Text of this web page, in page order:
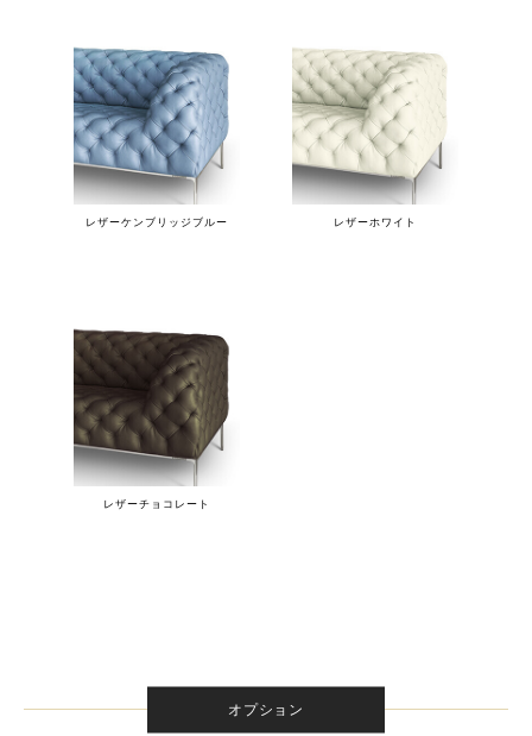
レザーケンブリッジブルー レザーホワイト
レザーチョコレート
オプション